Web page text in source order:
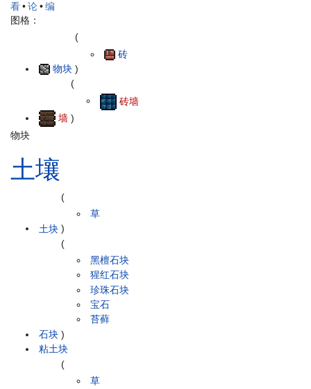
看•论•编
图格：
物块
(
砖
)
墙
(
砖墙
)
物块
土壤
土块
(
草
)
石块
(
黑檀石块
猩红石块
珍珠石块
宝石
苔藓
)
粘土块
(
草